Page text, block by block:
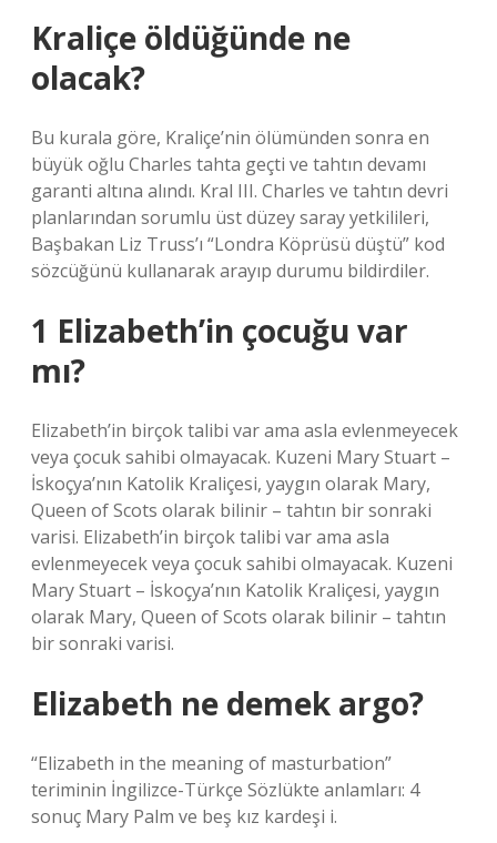
Kraliçe öldüğünde ne
olacak?
Bu kurala göre, Kraliçe’nin ölümünden sonra en
büyük oğlu Charles tahta geçti ve tahtın devamı
garanti altına alındı. Kral III. Charles ve tahtın devri
planlarından sorumlu üst düzey saray yetkilileri,
Başbakan Liz Truss’ı “Londra Köprüsü düştü” kod
sözcüğünü kullanarak arayıp durumu bildirdiler.
1 Elizabeth’in çocuğu var
mı?
Elizabeth’in birçok talibi var ama asla evlenmeyecek
veya çocuk sahibi olmayacak. Kuzeni Mary Stuart –
İskoçya’nın Katolik Kraliçesi, yaygın olarak Mary,
Queen of Scots olarak bilinir – tahtın bir sonraki
varisi. Elizabeth’in birçok talibi var ama asla
evlenmeyecek veya çocuk sahibi olmayacak. Kuzeni
Mary Stuart – İskoçya’nın Katolik Kraliçesi, yaygın
olarak Mary, Queen of Scots olarak bilinir – tahtın
bir sonraki varisi.
Elizabeth ne demek argo?
“Elizabeth in the meaning of masturbation”
teriminin İngilizce-Türkçe Sözlükte anlamları: 4
sonuç Mary Palm ve beş kız kardeşi i.